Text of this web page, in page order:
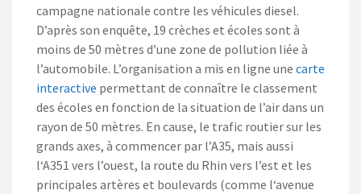
campagne nationale contre les véhicules diesel.
D’après son enquête, 19 crèches et écoles sont à
moins de 50 mètres d’une zone de pollution liée à
l’automobile. L’organisation a mis en ligne une carte
interactive permettant de connaître le classement
des écoles en fonction de la situation de l’air dans un
rayon de 50 mètres. En cause, le trafic routier sur les
grands axes, à commencer par l’A35, mais aussi
l‘A351 vers l’ouest, la route du Rhin vers l’est et les
principales artères et boulevards (comme l‘avenue